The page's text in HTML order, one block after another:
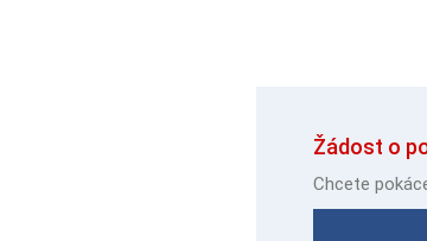
Žádost o
Chcete